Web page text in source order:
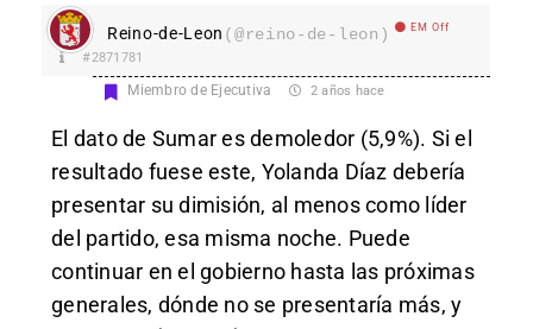
Reino-de-Leon (@reino-de-leon) EM Off
#2871781
Miembro de Ejecutiva 2 años hace
El dato de Sumar es demoledor (5,9%). Si el
resultado fuese este, Yolanda Díaz debería
presentar su dimisión, al menos como líder
del partido, esa misma noche. Puede
continuar en el gobierno hasta las próximas
generales, dónde no se presentaría más, y